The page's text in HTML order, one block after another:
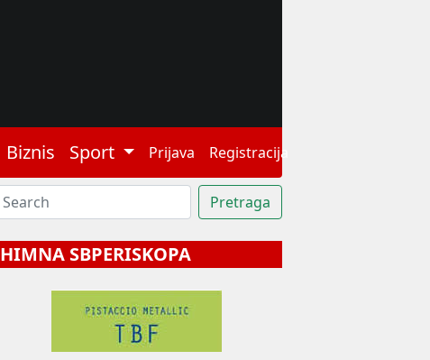
Biznis Sport Prijava Registracija
HIMNA SBPERISKOPA